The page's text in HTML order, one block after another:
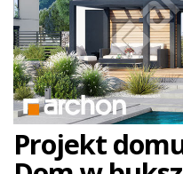
Projekt